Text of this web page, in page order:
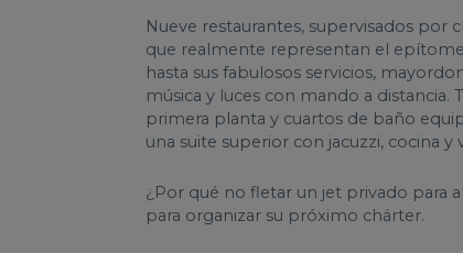
Nueve restaurantes, supervisados
que realmente representan el
hasta sus fabulosos servicios,
música y luces con mando a distancia.
primera planta y cuartos de baño
una suite superior con jacuzzi, cocina
¿Por qué no fletar un jet privado para
para organizar su próximo chárter.